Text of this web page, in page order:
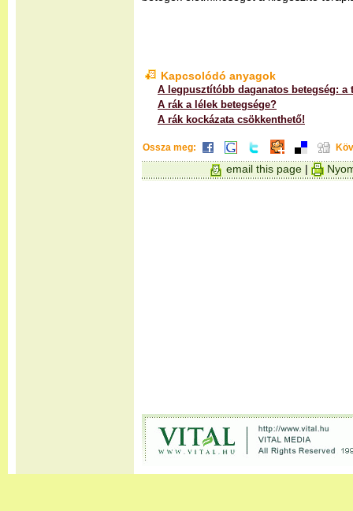
Kapcsolódó anyagok
A legpusztítóbb daganatos betegség: a
A rák a lélek betegsége?
A rák kockázata csökkenthető!
Ossza meg:
email this page |